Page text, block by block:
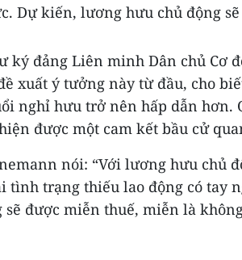
Dự kiến, lương hưu chủ động
ký đảng Liên minh Dân chủ Cơ
xuất ý tưởng này từ đầu, cho
nghỉ hưu trở nên hấp dẫn hơn.
được một cam kết bầu cử
nói: “Với lương hưu chủ
tình trạng thiếu lao động có tay
sẽ được miễn thuế, miễn là